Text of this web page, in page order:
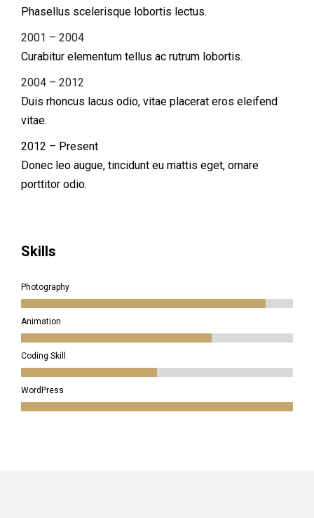
Phasellus scelerisque lobortis lectus.
2001 – 2004
Curabitur elementum tellus ac rutrum lobortis.
2004 – 2012
Duis rhoncus lacus odio, vitae placerat eros eleifend
vitae.
2012 – Present
Donec leo augue, tincidunt eu mattis eget, ornare
porttitor odio.
Skills
Photography
Animation
Coding Skill
WordPress